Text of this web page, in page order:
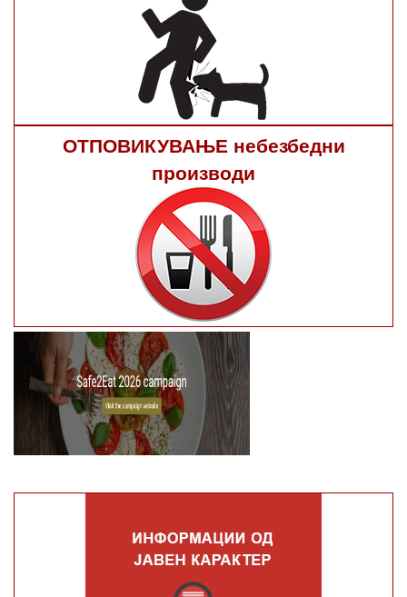
ОТПОВИКУВАЊЕ небезбедни
производи